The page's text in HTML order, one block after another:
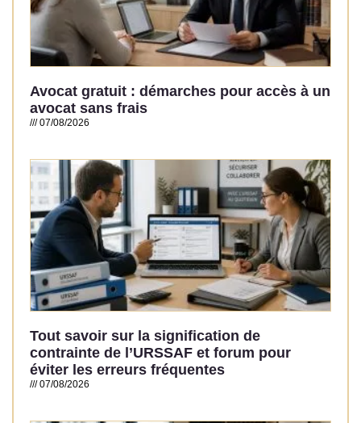
Avocat gratuit : démarches pour accès à un
avocat sans frais
07/08/2026
Tout savoir sur la signification de
contrainte de l’URSSAF et forum pour
éviter les erreurs fréquentes
07/08/2026